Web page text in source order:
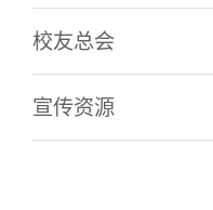
校友总会
宣传资源